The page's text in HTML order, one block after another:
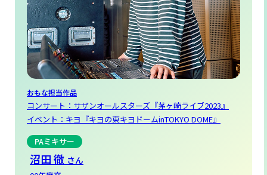
おもな担当作品
櫻坂46『Unhappy birthday構文』
乃木坂46『ビリヤニ』
日向坂46『お願いバッハ！』
V from BTS - Slow Dancing / THE FIRST TAKE
レコーディングエンジニア・サウンドクリエイター